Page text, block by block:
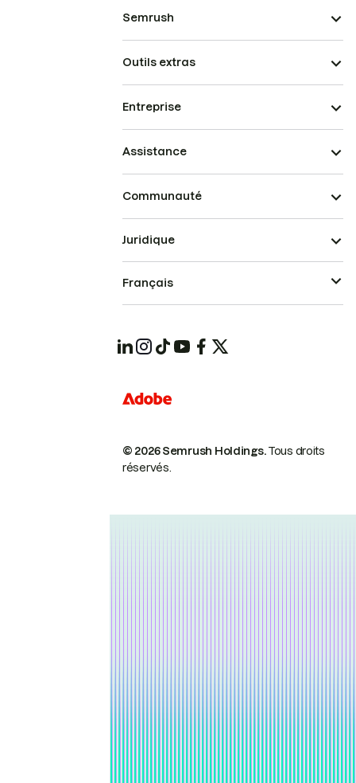
Semrush
Outils extras
Entreprise
Assistance
Communauté
© 2026 Semrush Holdings.Tous droits
réservés.
Juridique
Français